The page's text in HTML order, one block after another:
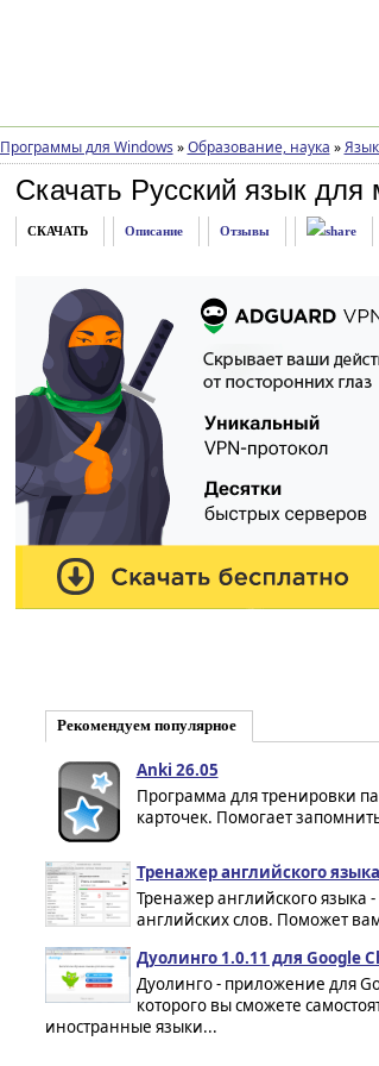
Программы для Windows » Образование, наука »
Скачать Русский язык
СКАЧАТЬ Описание Отзывы
Рекомендуем популярное
Anki 26.05
Программа для тренировки
карточек. Помогает
Тренажер английского
Тренажер английского языка
английских слов. Поможет
Дуолинго 1.0.11 для Google
Дуолинго - приложение для
которого вы сможете
иностранные языки...